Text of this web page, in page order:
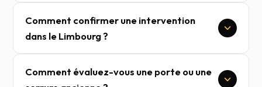
Comment confirmer une intervention
dans le Limbourg ?
Comment évaluez-vous une porte ou une